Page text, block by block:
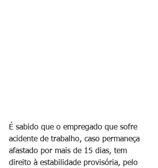
É sabido que o empregado que sofre
acidente de trabalho, caso permaneça
afastado por mais de 15 dias, tem
direito à estabilidade provisória, pelo